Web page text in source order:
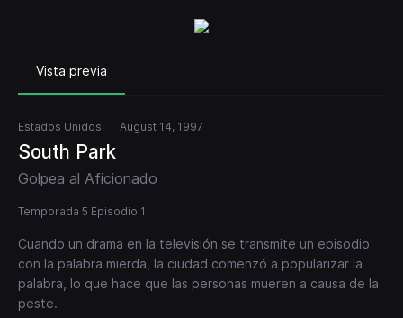
Vista previa
Estados Unidos August 14, 1997
South Park
Golpea al Aficionado
Temporada 5 Episodio 1
Cuando un drama en la televisión se transmite un episodio
con la palabra mierda, la ciudad comenzó a popularizar la
palabra, lo que hace que las personas mueren a causa de la
peste.